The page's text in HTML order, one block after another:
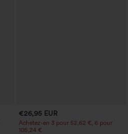
€26,95 EUR
Achetez-en 3 pour 52,62 €, 6 pour
105,24 €